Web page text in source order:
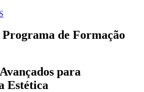
Programa de Formação
para
Estética